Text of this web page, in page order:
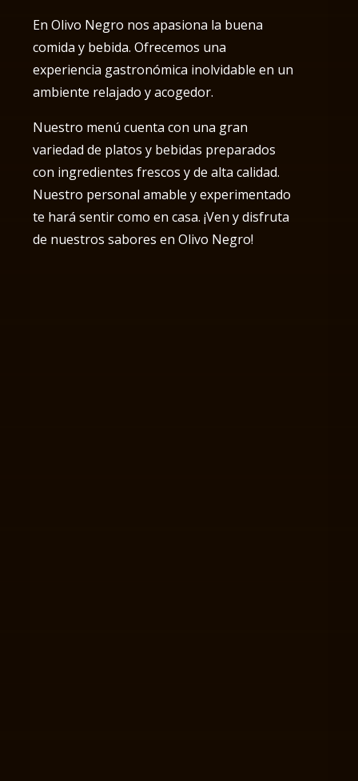
En Olivo Negro nos apasiona la buena
comida y bebida. Ofrecemos una
experiencia gastronómica inolvidable en un
ambiente relajado y acogedor.
Nuestro menú cuenta con una gran
variedad de platos y bebidas preparados
con ingredientes frescos y de alta calidad.
Nuestro personal amable y experimentado
te hará sentir como en casa. ¡Ven y disfruta
de nuestros sabores en Olivo Negro!